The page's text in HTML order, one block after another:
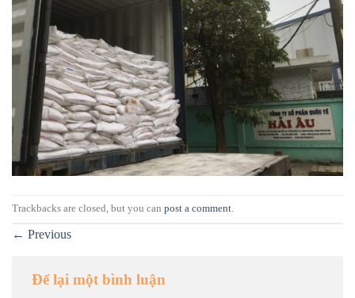
Trackbacks are closed, but you can post a comment.
← Previous
Để lại một bình luận